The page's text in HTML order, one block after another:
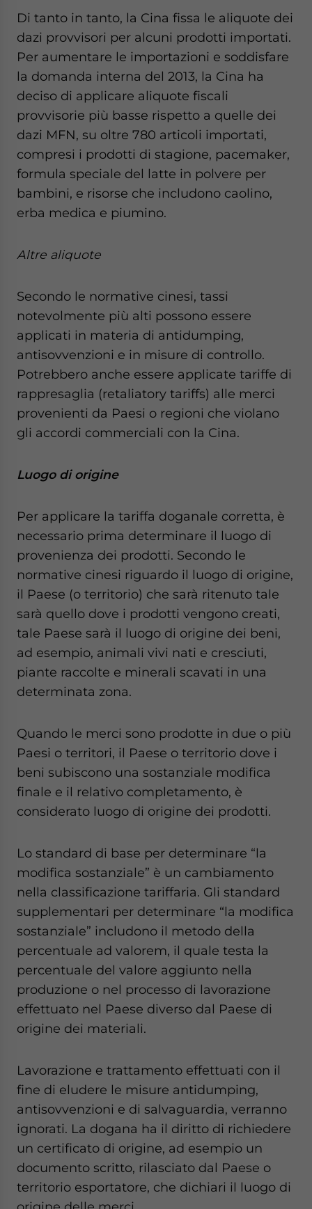
Di tanto in tanto, la Cina fissa le aliquote dei
dazi provvisori per alcuni prodotti importati.
Per aumentare le importazioni e soddisfare
la domanda interna del 2013, la Cina ha
deciso di applicare aliquote fiscali
provvisorie più basse rispetto a quelle dei
dazi MFN, su oltre 780 articoli importati,
compresi i prodotti di stagione, pacemaker,
formula speciale del latte in polvere per
bambini, e risorse che includono caolino,
erba medica e piumino.
Altre aliquote
Secondo le normative cinesi, tassi
notevolmente più alti possono essere
applicati in materia di antidumping,
antisovvenzioni e in misure di controllo.
Potrebbero anche essere applicate tariffe di
rappresaglia (retaliatory tariffs) alle merci
provenienti da Paesi o regioni che violano
gli accordi commerciali con la Cina.
Luogo di origine
Per applicare la tariffa doganale corretta, è
necessario prima determinare il luogo di
provenienza dei prodotti. Secondo le
normative cinesi riguardo il luogo di origine,
il Paese (o territorio) che sarà ritenuto tale
sarà quello dove i prodotti vengono creati,
tale Paese sarà il luogo di origine dei beni,
ad esempio, animali vivi nati e cresciuti,
piante raccolte e minerali scavati in una
determinata zona.
Quando le merci sono prodotte in due o più
Paesi o territori, il Paese o territorio dove i
beni subiscono una sostanziale modifica
finale e il relativo completamento, è
considerato luogo di origine dei prodotti.
Lo standard di base per determinare “la
modifica sostanziale” è un cambiamento
nella classificazione tariffaria. Gli standard
supplementari per determinare “la modifica
sostanziale” includono il metodo della
percentuale ad valorem, il quale testa la
percentuale del valore aggiunto nella
produzione o nel processo di lavorazione
effettuato nel Paese diverso dal Paese di
origine dei materiali.
Lavorazione e trattamento effettuati con il
fine di eludere le misure antidumping,
antisovvenzioni e di salvaguardia, verranno
ignorati. La dogana ha il diritto di richiedere
un certificato di origine, ad esempio un
documento scritto, rilasciato dal Paese o
territorio esportatore, che dichiari il luogo di